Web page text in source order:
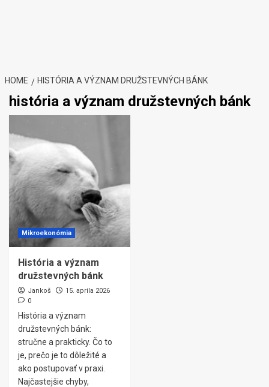
HOME HISTÓRIA A VÝZNAM DRUŽSTEVNÝCH BÁNK
história a význam družstevných bánk
Mikroekonómia
História a význam
družstevných bánk
Jankoš
15. apríla 2026
0
História a význam
družstevných bánk:
stručne a prakticky. Čo to
je, prečo je to dôležité a
ako postupovať v praxi.
Najčastejšie chyby,